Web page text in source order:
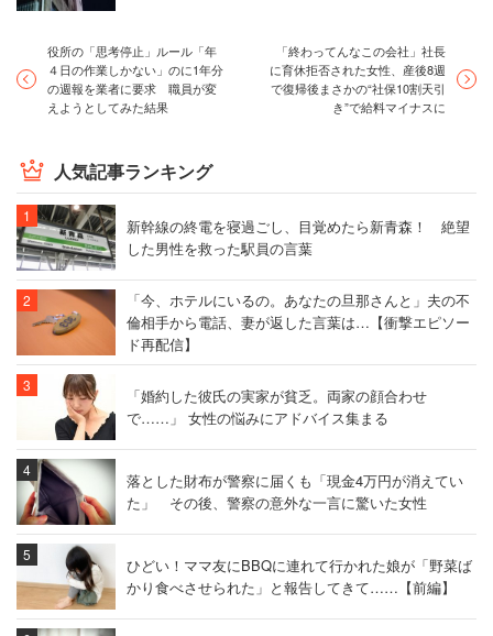
役所の「思考停止」ルール「年
４日の作業しかない」のに1年分
の週報を業者に要求 職員が変
えようとしてみた結果
「終わってんなこの会社」社長
に育休拒否された女性、産後8週
で復帰後まさかの“社保10割天引
き”で給料マイナスに
人気記事ランキング
新幹線の終電を寝過ごし、目覚めたら新青森！ 絶望
した男性を救った駅員の言葉
「今、ホテルにいるの。あなたの旦那さんと」夫の不
倫相手から電話、妻が返した言葉は…【衝撃エピソー
ド再配信】
「婚約した彼氏の実家が貧乏。両家の顔合わせ
で……」 女性の悩みにアドバイス集まる
落とした財布が警察に届くも「現金4万円が消えてい
た」 その後、警察の意外な一言に驚いた女性
ひどい！ママ友にBBQに連れて行かれた娘が「野菜ば
かり食べさせられた」と報告してきて……【前編】